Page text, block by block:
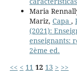
Maria
Mariz, Capa ,
(2021):
enseignants:
2ème ed.
<< < 11 12 13 > >>